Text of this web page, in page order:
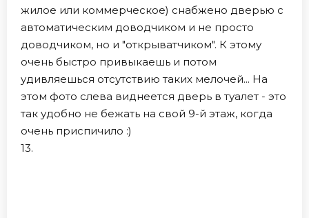
жилое или коммерческое) снабжено дверью с
автоматическим доводчиком и не просто
доводчиком, но и "открыватчиком". К этому
очень быстро привыкаешь и потом
удивляешься отсутствию таких мелочей... На
этом фото слева виднеется дверь в туалет - это
так удобно не бежать на свой 9-й этаж, когда
очень приспичило :)
13.